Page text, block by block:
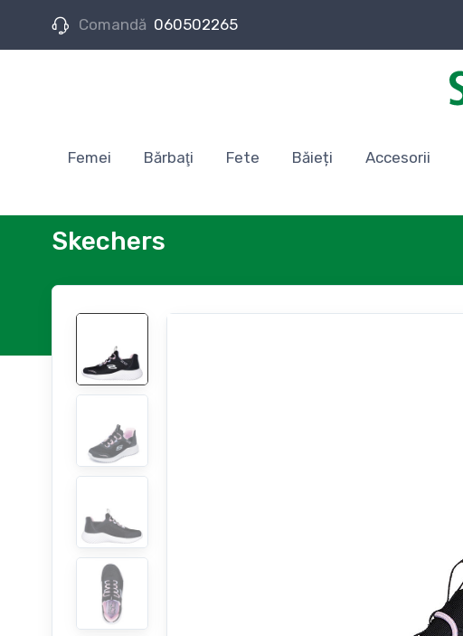
Comandă 060502265
Femei Bărbaţi Fete Băieți Accesorii
Skechers